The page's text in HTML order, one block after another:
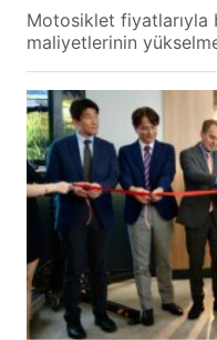
Motosiklet fiyatlarıyla
maliyetlerinin